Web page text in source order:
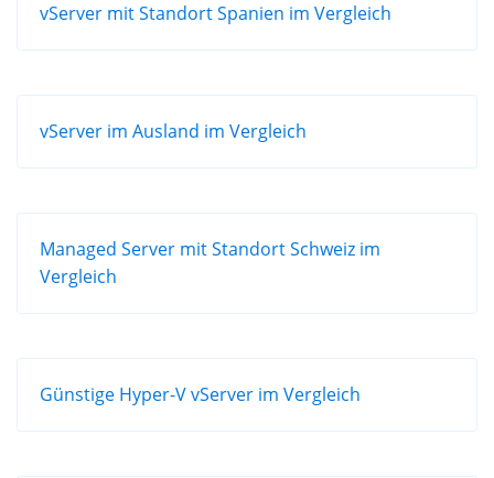
vServer mit Standort Spanien im Vergleich
vServer im Ausland im Vergleich
Managed Server mit Standort Schweiz im
Vergleich
Günstige Hyper-V vServer im Vergleich